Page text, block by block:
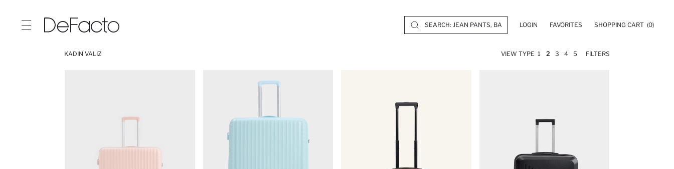
LOGIN FAVORITES SHOPPING CART (0)
KADIN VALIZ VIEW TYPE 1 2 3 4 5 FILTERS